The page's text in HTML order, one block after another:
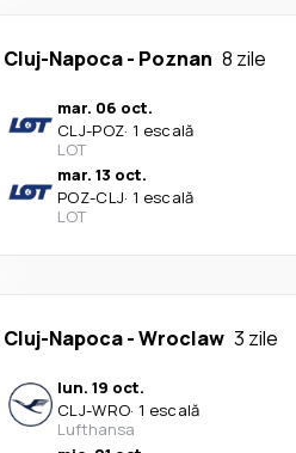
Cluj-Napoca- Poznan 8 zile
mar. 06 oct.
CLJ-POZ· 1 escală
LOT
mar. 13 oct.
POZ-CLJ· 1 escală
LOT
Cluj-Napoca-Wroclaw 3 zile
lun. 19 oct.
CLJ-WRO· 1 escală
Lufthansa